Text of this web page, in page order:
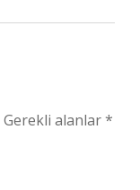
Gerekli alanlar*